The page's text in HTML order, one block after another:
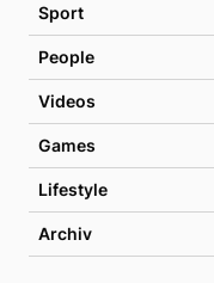
Sport
People
Videos
Games
Lifestyle
Archiv